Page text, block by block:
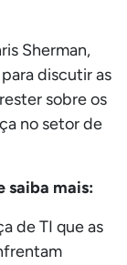
Sherman,
discutir as
sobre os
no setor de
saiba mais:
de TI que as